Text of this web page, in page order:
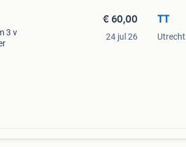
3 v
€ 60,00
24 jul 26
TT
Utrecht